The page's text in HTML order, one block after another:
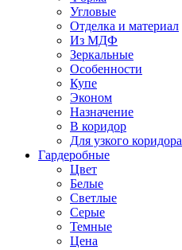
Угловые
Отделка и материал
Из МДФ
Зеркальные
Особенности
Купе
Эконом
Назначение
В коридор
Для узкого коридора
Гардеробные
Цвет
Белые
Светлые
Серые
Темные
Цена